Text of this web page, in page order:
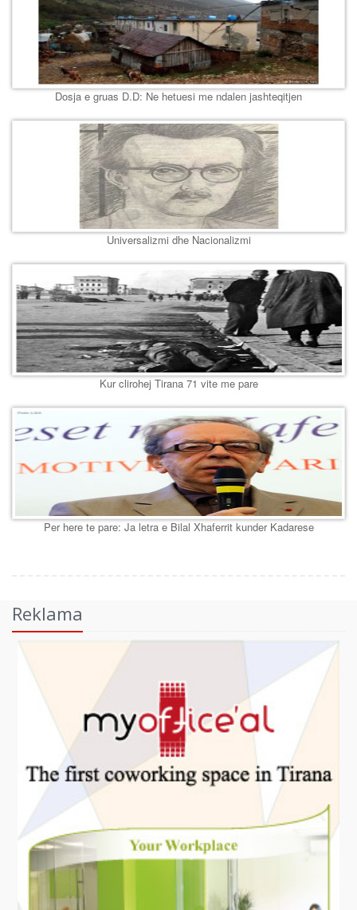
Dosja e gruas D.D: Ne hetuesi me ndalen jashteqitjen
Universalizmi dhe Nacionalizmi
Kur clirohej Tirana 71 vite me pare
Per here te pare: Ja letra e Bilal Xhaferrit kunder Kadarese
Reklama